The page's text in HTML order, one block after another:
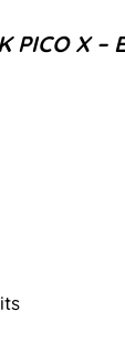
PICO X –